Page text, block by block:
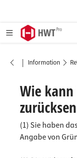
| Information
Wie
(1) Sie haben
Angabe von